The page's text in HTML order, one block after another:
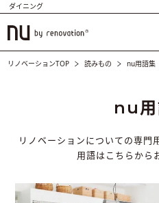
ダイニング
リノベーションTOP 読みもの nu用語集
nu用
リノベーションについての専門
用語はこちらから